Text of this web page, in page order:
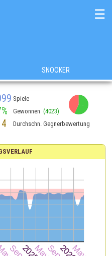
☰
SNOOKER
Spiele
Gewonnen (4023)
Durchschn. Gegnerbewertung